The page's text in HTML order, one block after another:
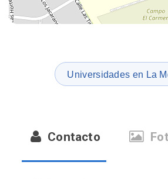
Universidades en La
Contacto